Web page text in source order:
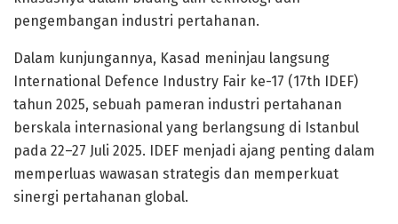
pengembangan industri pertahanan.
Dalam kunjungannya, Kasad meninjau langsung
International Defence Industry Fair ke-17 (17th IDEF)
tahun 2025, sebuah pameran industri pertahanan
berskala internasional yang berlangsung di Istanbul
pada 22–27 Juli 2025. IDEF menjadi ajang penting dalam
memperluas wawasan strategis dan memperkuat
sinergi pertahanan global.